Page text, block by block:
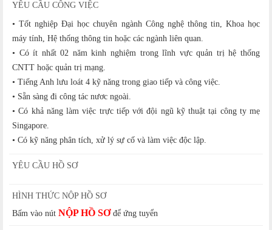
YÊU CẦU CÔNG VIỆC
• Tốt nghiệp Đại học chuyên ngành Công nghệ thông tin, Khoa học
máy tính, Hệ thống thông tin hoặc các ngành liên quan.
• Có ít nhất 02 năm kinh nghiệm trong lĩnh vực quản trị hệ thống
CNTT hoặc quản trị mạng.
• Tiếng Anh lưu loát 4 kỹ năng trong giao tiếp và công việc.
• Sẵn sàng đi công tác nươc ngoài.
• Có khả năng làm việc trực tiếp với đội ngũ kỹ thuật tại công ty mẹ
Singapore.
• Có kỹ năng phân tích, xử lý sự cố và làm việc độc lập.
YÊU CẦU HỒ SƠ
HÌNH THỨC NỘP HỒ SƠ
Bấm vào nút NỘP HỒ SƠđể ứng tuyển